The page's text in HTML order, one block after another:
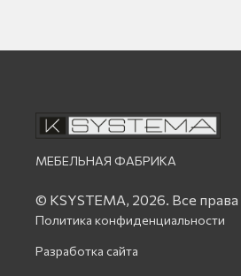
МЕБЕЛЬНАЯ ФАБРИКА
© KSYSTEMA, 2026. Все
Политика конфиденциальности
Разработка сайта